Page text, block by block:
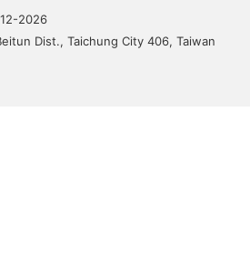
2026
Dist., Taichung City 406, Taiwan